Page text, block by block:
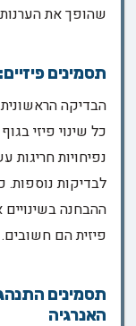
שהופך את
תסמינים
הבדיקה
כל שינוי פיזי
נפיחויות חריגות
לבדיקות נוספות.
ההבחנה
פיזית הם חשובים.
תסמינים
האנרגיה